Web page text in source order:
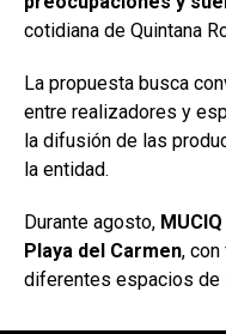
cotidiana de Quintana
La propuesta busca
entre realizadores y
la difusión de las
la entidad.
Durante agosto,
Playa del Carmen,
diferentes espacios de